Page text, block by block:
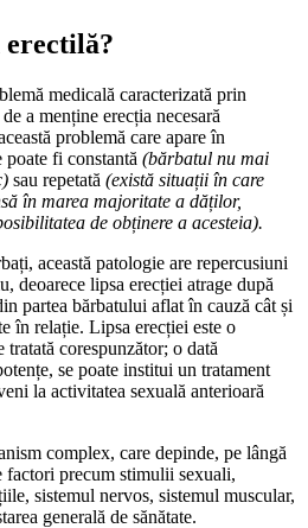
erectilă?
medicală caracterizată prin
a menține erecția necesară
problemă care apare în
poate fi constantă (bărbatul nu mai
sau repetată (există situații în care
în marea majoritate a dăților,
de obținere a acesteia).
această patologie are repercusiuni
deoarece lipsa erecției atrage după
partea bărbatului aflat în cauză cât și
în relație. Lipsa erecției este o
corespunzător; o dată
se poate institui un tratament
la activitatea sexuală anterioară
complex, care depinde, pe lângă
factori precum stimulii sexuali,
sistemul nervos, sistemul muscular,
generală de sănătate.